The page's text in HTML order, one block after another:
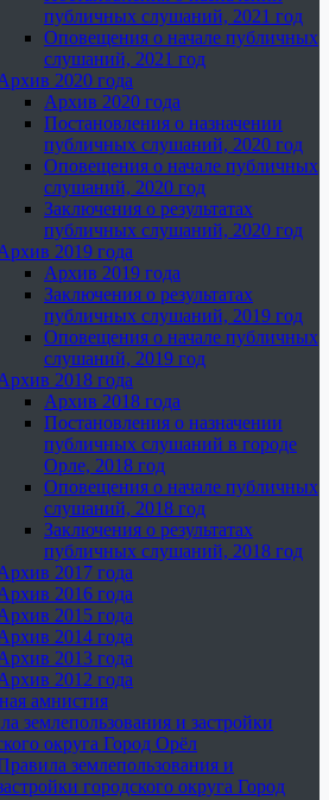
публичных слушаний, 2021 год
Оповещения о начале публичных
слушаний, 2021 год
2020 года
Архив 2020 года
Постановления о назначении
публичных слушаний, 2020 год
Оповещения о начале публичных
слушаний, 2020 год
Заключения о результатах
публичных слушаний, 2020 год
2019 года
Архив 2019 года
Заключения о результатах
публичных слушаний, 2019 год
Оповещения о начале публичных
слушаний, 2019 год
2018 года
Архив 2018 года
Постановления о назначении
публичных слушаний в городе
Орле, 2018 год
Оповещения о начале публичных
слушаний, 2018 год
Заключения о результатах
публичных слушаний, 2018 год
2017 года
2016 года
2015 года
2014 года
2013 года
2012 года
амнистия
землепользования и застройки
округа Город Орёл
землепользования и
городского округа Город